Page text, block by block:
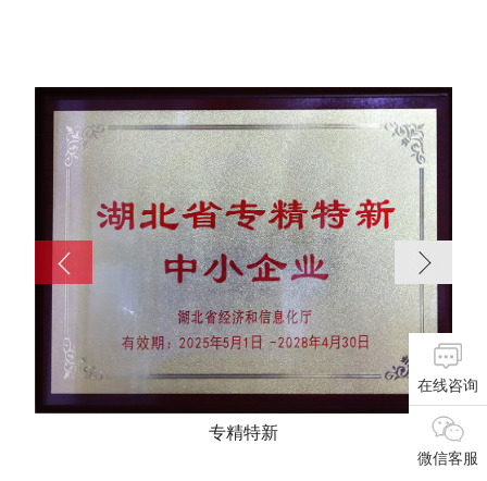
专精特新
在线咨询
微信客服